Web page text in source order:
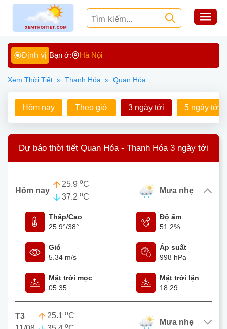
Định vị Bạn ở: Hà Nội
Xem Thời Tiết » Thanh Hóa » Quan Hóa
Hôm nay Theo giờ 3 ngày tới 5 ngày tới
Dự báo thời tiết Quan Hóa - Thanh Hóa 3 ngày tới
Hôm nay
25.9 oC
37.2 oC
mưa nhẹ
Thấp/Cao
25.9°/38°
Độ ẩm
51.2%
Gió
5.34 m/s
Áp suất
998 hPa
Mặt trời mọc
05:35
Mặt trời lặn
18:29
T3
25.1 oC
o mưa nhẹ